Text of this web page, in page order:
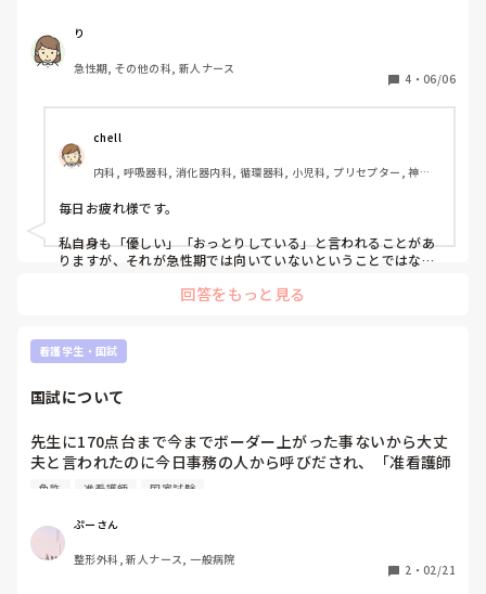
年齢も若くなくて体力や反応力も落ちてる上に
准看護師で知識もアセスメント力も弱いこともあると思いま
すが、
急性期病棟で働きながら、私は全然向いてない、足手まとい
だなと日々思っています。
人からおっとりとか優しいと言われる看護師さんは
どんなところで働いていますか？
働きやすい環境はありますか？
看護師自体向いてないのかもしれませんが、
り
急性期, その他の科, 新人ナース
4 ・ 06/06
chell
内科, 呼吸器科, 消化器内科, 循環器科, 小児科, プリセプター, 神経
毎日お疲れ様です。
私自身も「優しい」「おっとりしている」と言われることがあ
りますが、それが急性期では向いていないということではない
せる看護師さんの存在はとても大きいです。
が多いので、自分の強みが発揮しづらいと感じることはあるか
もしれません。でも、看護師に必要なのは速さだけではなく、
期、外来、療養、訪問看護などでは、急性期とはまた違った強
みが活かされることもあります。
「急性期が合わない＝看護師に向いていない」ではないと思い
ていくのも一つの選択肢ではないでしょうか。応援していま
す。
回答をもっと見る
看護学生・国試
国試について
先生に170点台まで今までボーダー上がった事ないから大丈
夫と言われたのに今日事務の人から呼びだされ、「准看護師
の免許申請に希望出していないけど、一応書いといてって担
もショックなのと同時に怖くなりました。以前沢山の方々か
ら励まされ、私も自信を持とうと思えたのですが、先生から
の言葉は本当だと思っていたのに信じてもらえていなかった
免許 准看護師 国家試験
ぷーさん
整形外科, 新人ナース, 一般病院
2 ・ 02/21